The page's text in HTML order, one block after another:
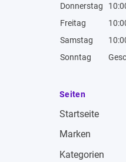
Donnerstag
Freitag
Samstag
Sonntag
Seiten
Startseite
Marken
Kategorien